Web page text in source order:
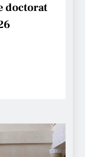
doctorat